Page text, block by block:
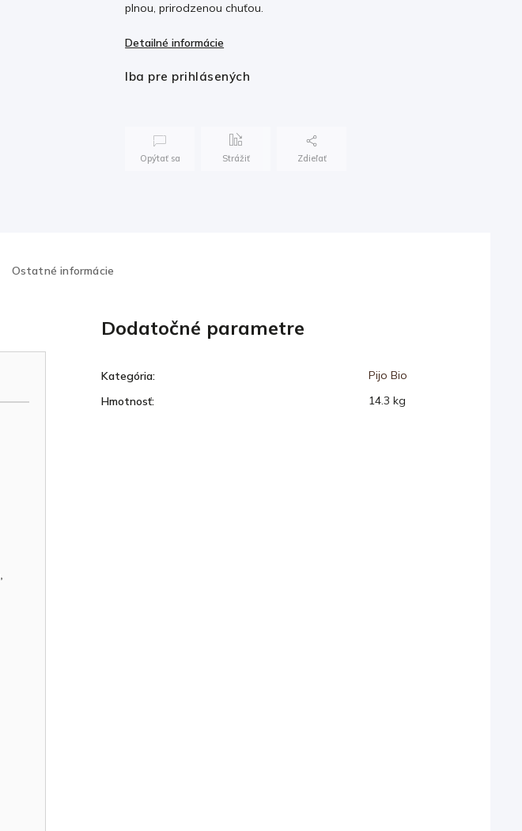
plnou, prirodzenou chuťou.
Detailné informácie
Iba pre prihlásených
Opýtať sa Strážiť Zdieľať
Ostatné informácie
Dodatočné parametre
Kategória:
Pijo Bio
Hmotnosť: 14.3 kg